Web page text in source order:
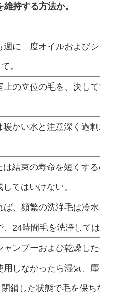
持する方法か。
週に一度オイルおよびシリ
。
上の立位の毛を、決して常
暖かい水と注意深く過剰水
は結束の寿命を短くするの
てはいけない。
ば、頻繁の洗浄毛は冷水で
、24時間毛を洗浄してはい
ャンプーおよび乾燥した毛
用しなかったら湿気、塵お
鎖した状態で毛を保ちな